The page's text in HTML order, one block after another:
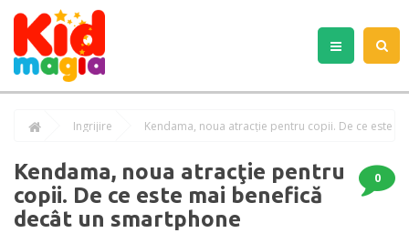
Îngrijire
Kendama, noua atracţie pentru
copii. De ce este mai benefică
decât un smartphone
0